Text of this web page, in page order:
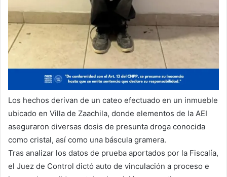
Los hechos derivan de un cateo efectuado en un inmueble
ubicado en Villa de Zaachila, donde elementos de la AEI
aseguraron diversas dosis de presunta droga conocida
como cristal, así como una báscula gramera.
Tras analizar los datos de prueba aportados por la Fiscalía,
el Juez de Control dictó auto de vinculación a proceso e